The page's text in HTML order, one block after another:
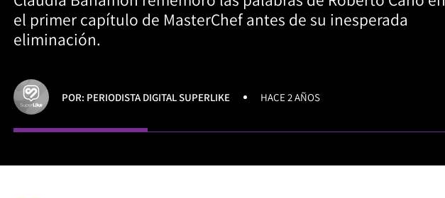
el primer capítulo de MasterChef antes de su inesperada
eliminación.
POR: PERIODISTA DIGITAL SUPERLIKE HACE 2 AÑOS